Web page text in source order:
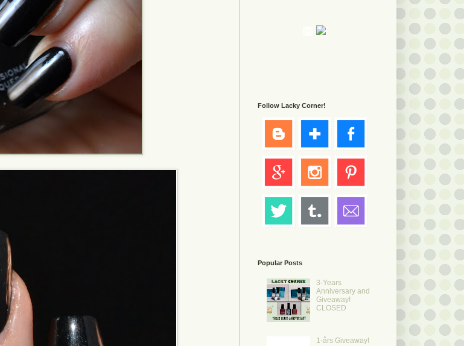
Follow Lacky Corner!
Popular Posts
3-Years
Anniversary and
Giveaway!
CLOSED
1-års Giveaway!